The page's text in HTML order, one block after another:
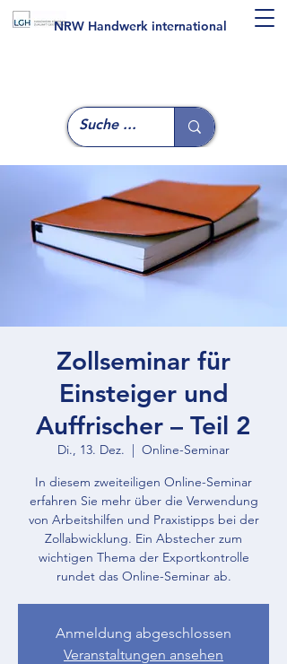
NRW Handwerk international
Zollseminar für
Einsteiger und
Auffrischer – Teil 2
Di., 13. Dez.
  |
Online-Seminar
In diesem zweiteiligen Online-Seminar
erfahren Sie mehr über die Verwendung
von Arbeitshilfen und Praxistipps bei der
Zollabwicklung. Ein Abstecher zum
wichtigen Thema der Exportkontrolle
rundet das Online-Seminar ab.
Anmeldung abgeschlossen
Veranstaltungen ansehen